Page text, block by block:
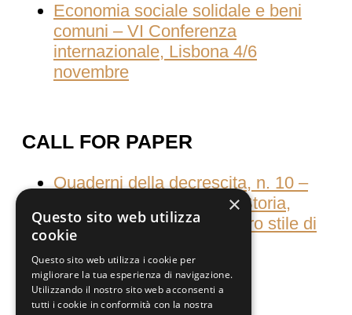
Economia sociale solidale e beni
comuni – VI Conferenza
internazionale, Lisbona 4/6
novembre
CALL FOR PAPER
Quaderni della decrescita, n. 10 –
Consumati dal consumo Storia,
culture e pratiche del nostro stile di
vita
×
Questo sito web utilizza
cookie
Questo sito web utilizza i cookie per
migliorare la tua esperienza di navigazione.
Utilizzando il nostro sito web acconsenti a
tutti i cookie in conformità con la nostra